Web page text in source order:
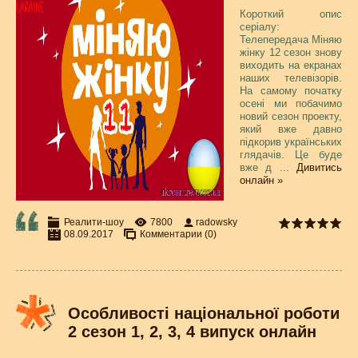
Короткий опис
серіалу:
Телепередача Міняю
жінку 12 сезон знову
виходить на екранах
наших телевізорів.
На самому початку
осені ми побачимо
новий сезон проекту,
який вже давно
підкорив українських
глядачів. Це буде
вже д ...Дивитись
онлайн »
Реалити-шоу 7800
radowsky
08.09.2017
Комментарии (0)
Особливості національної роботи
2 сезон 1, 2, 3, 4 випуск онлайн